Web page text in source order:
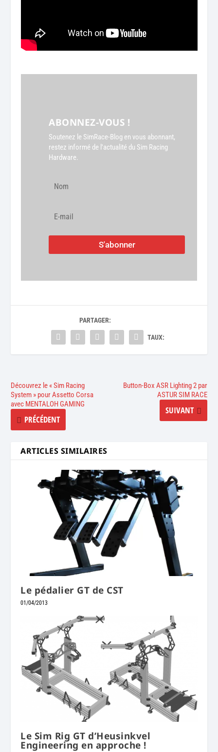
ABONNEZ-VOUS !
Soutenez le SimRace-Blog en vous abonnant,
restez informé de l'actualité du Sim Racing
Hardware.
S'abonner
PARTAGER:
TAUX:
Découvrez le « Sim Racing
System » pour Assetto Corsa
avec MENTALOH GAMING
PRÉCÉDENT
Button-Box ASR Lighting 2 par
ASTUR SIM RACE
SUIVANT
ARTICLES SIMILAIRES
Le pédalier GT de CST
01/04/2013
Le Sim Rig GT d’Heusinkvel
Engineering en approche !